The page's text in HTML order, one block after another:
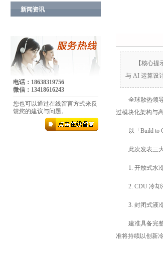
新闻资讯
电话：18638319756
微信：13418616243
您也可以通过在线留言方式来反
馈您的建议与问题。
【核心
与 AI 运算设
全球散热领
过模块化架构与
以「Build to
此次发表三
1. 开放式水
2. CDU 冷却
3. 封闭式液
建准具备完
准将持续以创新